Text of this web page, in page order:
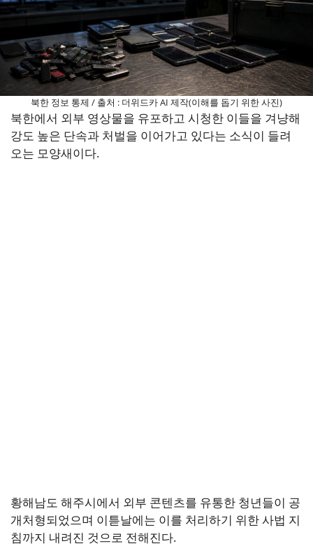
북한 정보 통제 / 출처 : 더위드카 AI 제작(이해를 돕기 위한 사진)
북한에서 외부 영상물을 유포하고 시청한 이들을 겨냥해
강도 높은 단속과 처벌을 이어가고 있다는 소식이 들려
오는 모양새이다.
황해남도 해주시에서 외부 콘텐츠를 유통한 청년들이 공
개처형되었으며 이튿날에는 이를 처리하기 위한 사법 지
침까지 내려진 것으로 전해진다.